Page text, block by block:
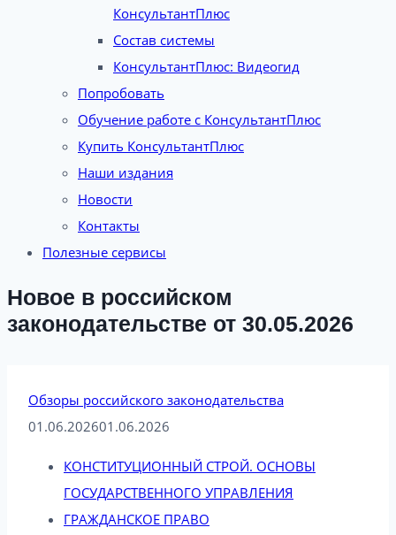
КонсультантПлюс
Состав системы
КонсультантПлюс: Видеогид
Попробовать
Обучение работе с КонсультантПлюс
Купить КонсультантПлюс
Наши издания
Новости
Контакты
Полезные сервисы
Новое в российском
законодательстве от 30.05.2026
Обзоры российского законодательства
01.06.202601.06.2026
КОНСТИТУЦИОННЫЙ СТРОЙ. ОСНОВЫ
ГОСУДАРСТВЕННОГО УПРАВЛЕНИЯ
ГРАЖДАНСКОЕ ПРАВО